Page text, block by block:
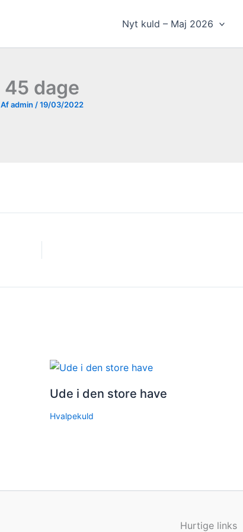
Nyt kuld – Maj 2026
45 dage
Afadmin /19/03/2022
Ude i den store have
Hvalpekuld
Hurtige links